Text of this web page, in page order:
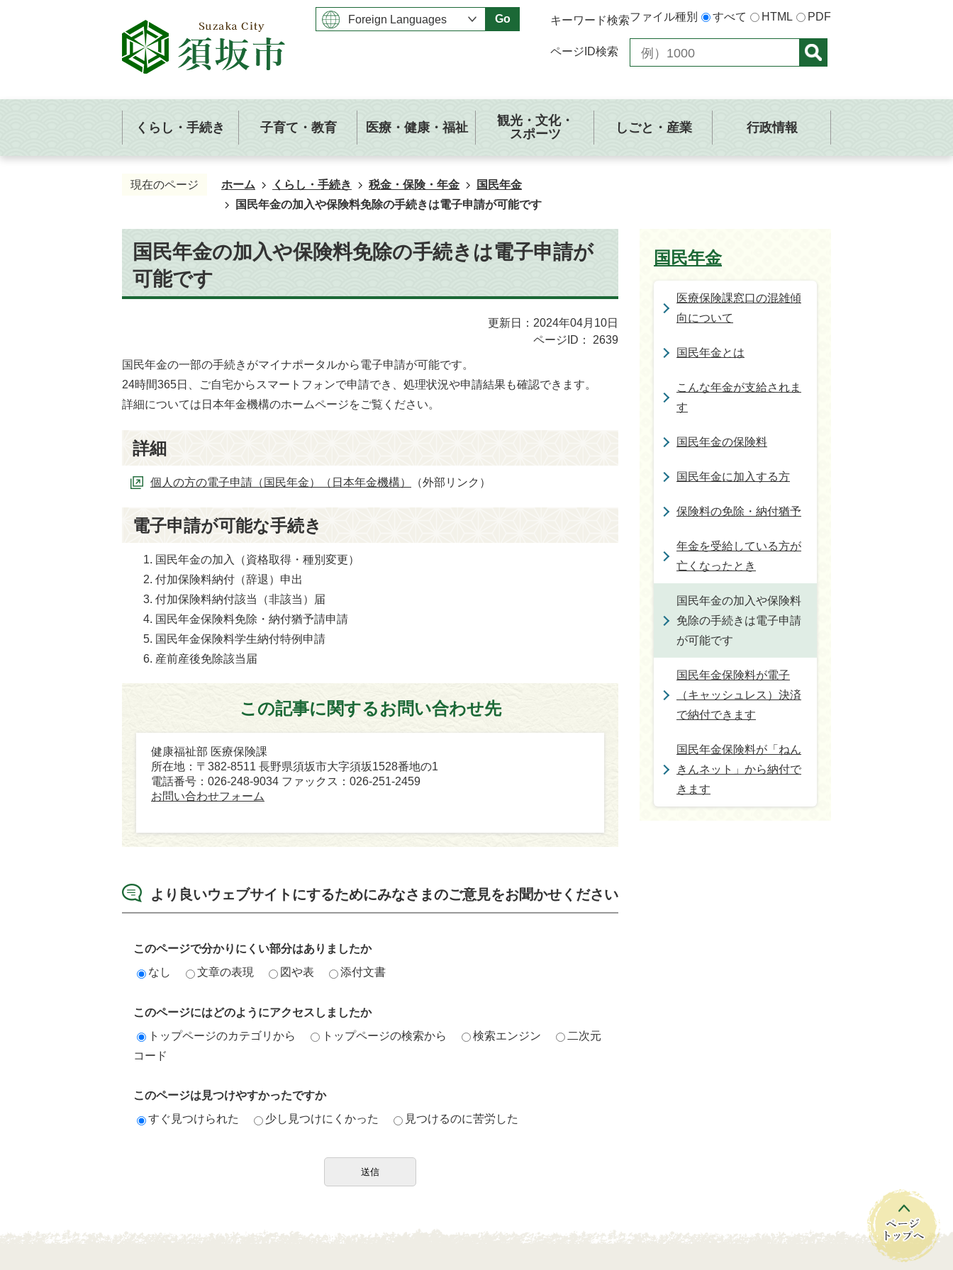
Go キーワード検索ファイル種別 すべて HTML PDF
ページID検索
くらし・手続き 子育て・教育 医療・健康・福祉
観光・文化・
スポーツ
しごと・産業 行政情報
現在のページ ホーム くらし・手続き 税金・保険・年金
国民年金
国民年金の加入や保険料免除の手続きは電子申請が可能です
国民年金の加入や保険料免除の手続きは電子申請が
可能です
更新日：2024年04月10日
ページID：
2639
国民年金の一部の手続きがマイナポータルから電子申請が可能です。
24時間365日、ご自宅からスマートフォンで申請でき、処理状況や申請結果も確認できます。
詳細については日本年金機構のホームページをご覧ください。
詳細
個人の方の電子申請（国民年金）（日本年金機構） （外部リンク）
電子申請が可能な手続き
国民年金の加入（資格取得・種別変更）
付加保険料納付（辞退）申出
付加保険料納付該当（非該当）届
国民年金保険料免除・納付猶予請申請
国民年金保険料学生納付特例申請
産前産後免除該当届
この記事に関するお問い合わせ先
健康福祉部 医療保険課
所在地：〒382-8511 長野県須坂市大字須坂1528番地の1
電話番号：026-248-9034 ファックス：026-251-2459
お問い合わせフォーム
より良いウェブサイトにするためにみなさまのご意見をお聞かせください
このページで分かりにくい部分はありましたか
なし
文章の表現 図や表 添付文書
このページにはどのようにアクセスしましたか
トップページのカテゴリから
トップページの検索から 検索エンジン
二次元
コード
このページは見つけやすかったですか
すぐ見つけられた
少し見つけにくかった 見つけるのに苦労した
国民年金
医療保険課窓口の混雑傾
向について
国民年金とは
こんな年金が支給されま
す
国民年金の保険料
国民年金に加入する方
保険料の免除・納付猶予
年金を受給している方が
亡くなったとき
国民年金の加入や保険料
免除の手続きは電子申請
が可能です
国民年金保険料が電子
（キャッシュレス）決済
で納付できます
国民年金保険料が「ねん
きんネット」から納付で
きます